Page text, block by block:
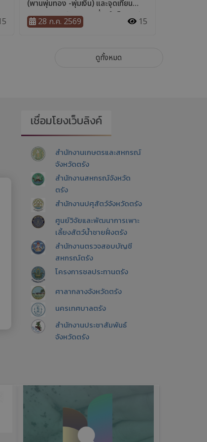
เชื่อมโยงเว็บลิงค์
สำนักงานเกษตรและสหกรณ์
จังหวัดตรัง
สำนักงานสหกรณ์จังหวัด
ตรัง
สำนักงานปศุสัตว์จังหวัดตรัง
ศูนย์วิจัยและพัฒนาการเพาะ
เลี้ยงสัตว์น้ำชายฝั่งตรัง
สำนักงานตรวจสอบบัญชี
สหกรณ์ตรัง
โครงการชลประทานตรัง
ศาลากลางจังหวัดตรัง
นครเทศบาลตรัง
สำนักงานประชาสัมพันธ์
จังหวัดตรัง